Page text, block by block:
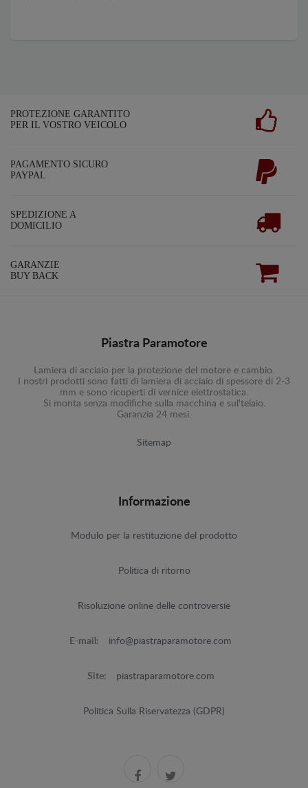
PROTEZIONE GARANTITO
PER IL VOSTRO VEICOLO
PAGAMENTO SICURO
PAYPAL
SPEDIZIONE A
DOMICILIO
GARANZIE
BUY BACK
Piastra Paramotore
Lamiera di acciaio per la protezione del motore e cambio.
I nostri prodotti sono fatti di lamiera di acciaio di spessore di 2-3
mm e sono ricoperti di vernice elettrostatica.
Si monta senza modifiche sulla macchina e sul'telaio.
Garanzia 24 mesi.
Sitemap
Informazione
Modulo per la restituzione del prodotto
Politica di ritorno
Risoluzione online delle controversie
E-mail: info@piastraparamotore.com
Site: piastraparamotore.com
Politica Sulla Riservatezza (GDPR)